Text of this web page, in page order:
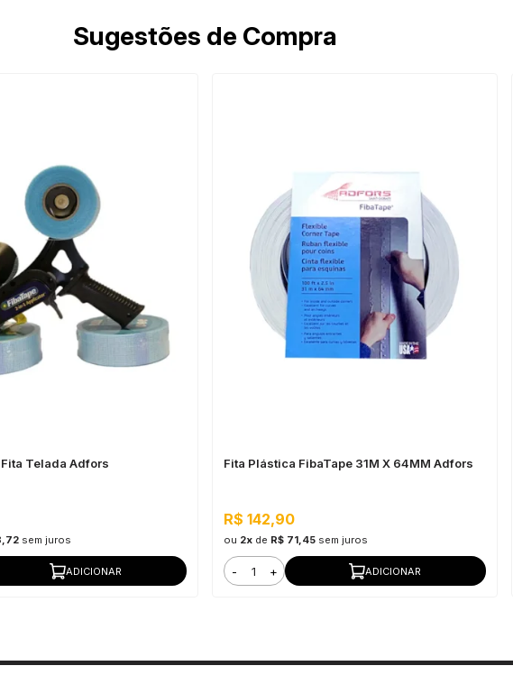
Sugestões de Compra
Telada Adfors
sem juros
ADICIONAR
Fita Plástica FibaTape 31M X 64MM Adfors
R$ 142,90
ou 2xde R$ 71,45 sem juros
- + ADICIONAR